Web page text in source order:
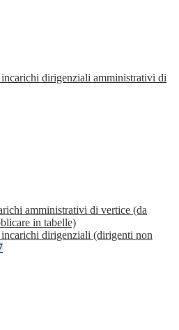
dirigenziali amministrativi di
amministrativi di vertice (da
in tabelle)
dirigenziali (dirigenti non